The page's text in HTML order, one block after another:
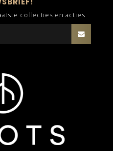
collecties en acties